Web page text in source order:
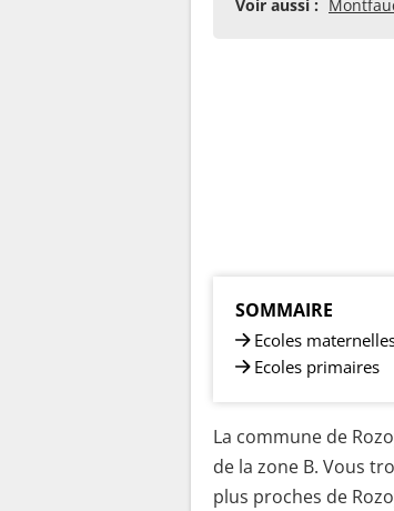
Voir aussi :
SOMMAIRE
Ecoles
Ecoles primaires
La commune de
de la zone B. Vous
plus proches de